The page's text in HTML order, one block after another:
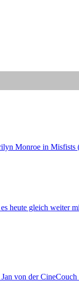
Monroe in
heute gleich weiter
von der